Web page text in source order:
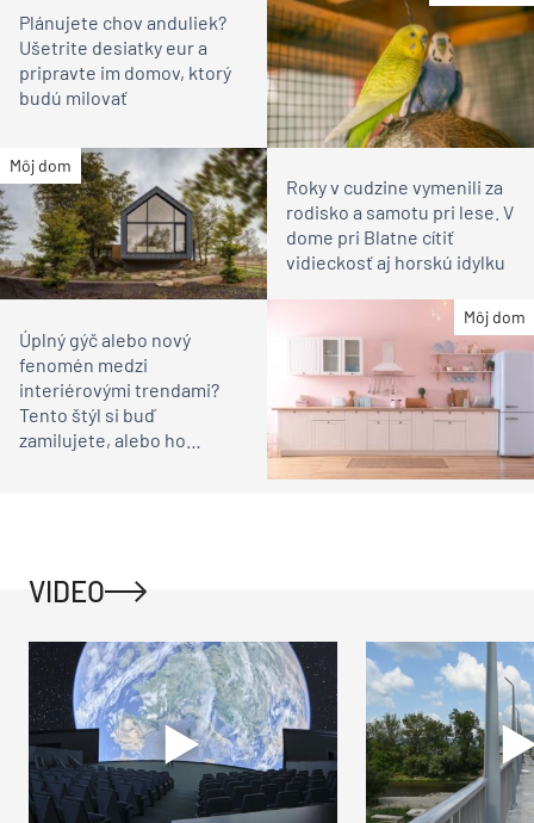
Plánujete chov anduliek?
Ušetrite desiatky eur a
pripravte im domov, ktorý
budú milovať
Môj dom
Roky v cudzine vymenili za
rodisko a samotu pri lese. V
dome pri Blatne cítiť
vidieckosť aj horskú idylku
Môj dom
Úplný gýč alebo nový
fenomén medzi
interiérovými trendami?
Tento štýl si buď
zamilujete, alebo ho
VIDEO